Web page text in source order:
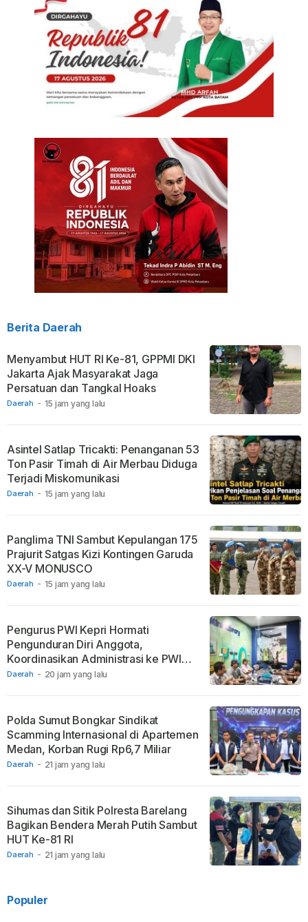
Berita Daerah
Daerah - 15 jam yang lalu
Menyambut HUT RI Ke-81, GPPMI DKI
Jakarta Ajak Masyarakat Jaga
Persatuan dan Tangkal Hoaks
Daerah - 15 jam yang lalu
Asintel Satlap Tricakti: Penanganan 53
Ton Pasir Timah di Air Merbau Diduga
Terjadi Miskomunikasi
Daerah - 15 jam yang lalu
Panglima TNI Sambut Kepulangan 175
Prajurit Satgas Kizi Kontingen Garuda
XX-V MONUSCO
Daerah - 20 jam yang lalu
Pengurus PWI Kepri Hormati
Pengunduran Diri Anggota,
Koordinasikan Administrasi ke PWI
Pusat
Daerah - 21 jam yang lalu
Polda Sumut Bongkar Sindikat
Scamming Internasional di Apartemen
Medan, Korban Rugi Rp6,7 Miliar
Daerah - 21 jam yang lalu
Sihumas dan Sitik Polresta Barelang
Bagikan Bendera Merah Putih Sambut
HUT Ke-81 RI
Populer